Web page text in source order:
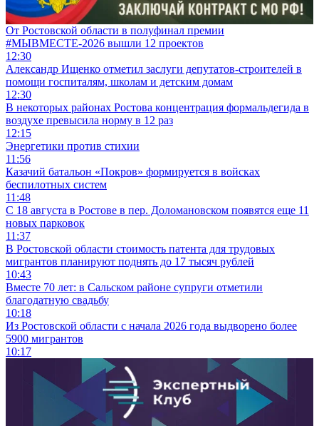
От Ростовской области в полуфинал премии
#МЫВМЕСТЕ-2026 вышли 12 проектов
12:30
Александр Ищенко отметил заслуги депутатов-строителей в
помощи госпиталям, школам и детским домам
12:30
В некоторых районах Ростова концентрация формальдегида в
воздухе превысила норму в 12 раз
12:15
Энергетики против стихии
11:56
Казачий батальон «Покров» формируется в войсках
беспилотных систем
11:48
С 18 августа в Ростове в пер. Доломановском появятся еще 11
новых парковок
11:37
В Ростовской области стоимость патента для трудовых
мигрантов планируют поднять до 17 тысяч рублей
10:43
Вместе 70 лет: в Сальском районе супруги отметили
благодатную свадьбу
10:18
Из Ростовской области с начала 2026 года выдворено более
5900 мигрантов
10:17